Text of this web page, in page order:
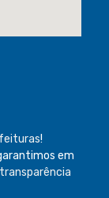
!
em
transparência